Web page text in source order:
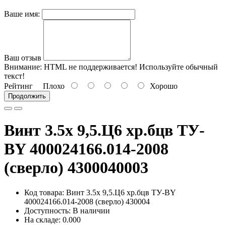
Ваше имя:
Ваш отзыв
Внимание: HTML не поддерживается! Используйте обычный
текст!
Рейтинг Плохо Хорошо
Продолжить
Винт 3.5х 9,5.Ц6 хр.бцв ТУ-
BY 400024166.014-2008
(сверло) 4300040003
Код товара: Винт 3.5х 9,5.Ц6 хр.бцв ТУ-BY
400024166.014-2008 (сверло) 430004
Доступность: В наличии
На складе: 0.000